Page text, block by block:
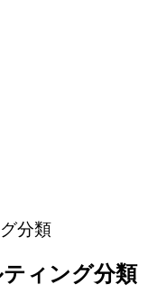
分類
ィング分類